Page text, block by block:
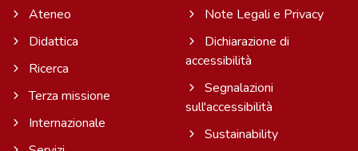
Ateneo
Didattica
Ricerca
Terza missione
Internazionale
Note Legali e Privacy
Dichiarazione di
accessibilità
Segnalazioni
sull'accessibilità
Sustainability